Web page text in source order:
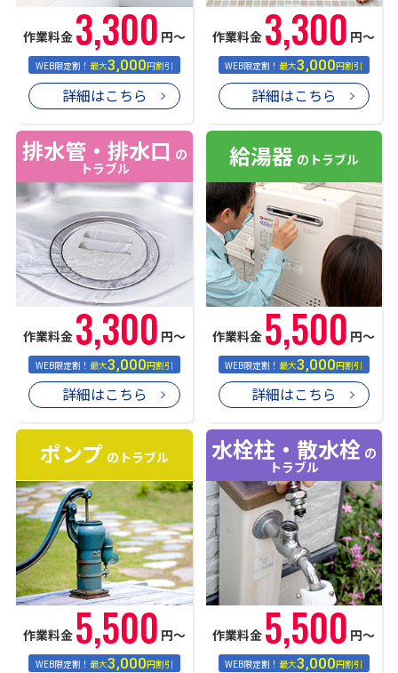
作業料金 3,300 円〜
WEB限定割！最大3,000円割引
詳細はこちら
作業料金 3,300 円〜
WEB限定割！最大3,000円割引
詳細はこちら
排水管・排水口 の
トラブル
作業料金 3,300 円〜
WEB限定割！最大3,000円割引
詳細はこちら
給湯器 のトラブル
作業料金 5,500 円〜
WEB限定割！最大3,000円割引
詳細はこちら
ポンプ のトラブル
作業料金 5,500 円〜
WEB限定割！最大3,000円割引
水栓柱・散水栓 の
トラブル
作業料金 5,500 円〜
WEB限定割！最大3,000円割引